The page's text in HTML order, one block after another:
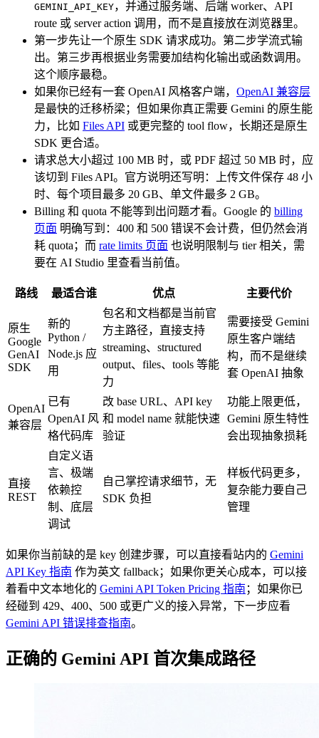
GEMINI_API_KEY，并通过服务端、后端 worker、API
route 或 server action 调用，而不是直接放在浏览器里。
第一步先让一个原生 SDK 请求成功。第二步学流式输
出。第三步再根据业务需要加结构化输出或函数调用。
这个顺序最稳。
如果你已经有一套 OpenAI 风格客户端， OpenAI 兼容层
是最快的迁移桥梁；但如果你真正需要 Gemini 的原生能
力，比如 Files API 或更完整的 tool flow，长期还是原生
SDK 更合适。
请求总大小超过 100 MB 时，或 PDF 超过 50 MB 时，应
该切到 Files API。官方说明还写明：上传文件保存 48 小
时、每个项目最多 20 GB、单文件最多 2 GB。
Billing 和 quota 不能等到出问题才看。Google 的 billing
页面 明确写到：400 和 500 错误不会计费，但仍然会消
耗 quota；而 rate limits 页面 也说明限制与 tier 相关，需
要在 AI Studio 里查看当前值。
路线 最适合谁 优点 主要代价
原生
Google
GenAI
SDK
新的
Python /
Node.js 应
用
包名和文档都是当前官
方主路径，直接支持
streaming、structured
output、files、tools 等能
力
需要接受 Gemini
原生客户端结
构，而不是继续
套 OpenAI 抽象
OpenAI
兼容层
已有
OpenAI 风
格代码库
改 base URL、API key
和 model name 就能快速
验证
功能上限更低，
Gemini 原生特性
会出现抽象损耗
直接
REST
自定义语
言、极端
依赖控
制、底层
调试
自己掌控请求细节，无
SDK 负担
样板代码更多，
复杂能力要自己
管理
如果你当前缺的是 key 创建步骤，可以直接看站内的 Gemini
API Key 指南 作为英文 fallback；如果你更关心成本，可以接
着看中文本地化的 Gemini API Token Pricing 指南 ；如果你已
经碰到 429、400、500 或更广义的接入异常，下一步应看
Gemini API 错误排查指南。
正确的 Gemini API 首次集成路径